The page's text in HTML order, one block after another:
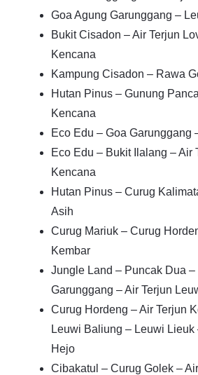
Goa Agung Garunggang –
Bukit Cisadon – Air Terjun
Kencana
Kampung Cisadon – Rawa
Hutan Pinus – Gunung
Kencana
Eco Edu – Goa Garunggang
Eco Edu – Bukit Ilalang – Air
Kencana
Hutan Pinus – Curug
Asih
Curug Mariuk – Curug
Kembar
Jungle Land – Puncak Dua –
Garunggang – Air Terjun
Curug Hordeng – Air Terjun
Leuwi Baliung – Leuwi Lieuk
Hejo
Cibakatul – Curug Golek –